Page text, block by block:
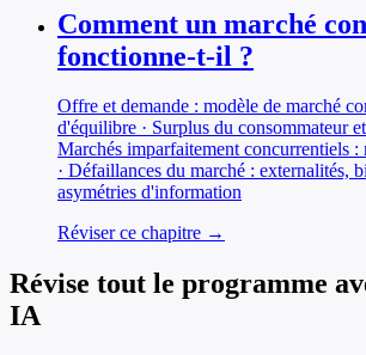
Comment un marché
fonctionne-t-il ?
Offre et demande : modèle de marché
d'équilibre · Surplus du consommateur
Marchés imparfaitement concurrentiels
· Défaillances du marché : externalités,
asymétries d'information
Réviser ce chapitre →
Révise tout le programme
IA